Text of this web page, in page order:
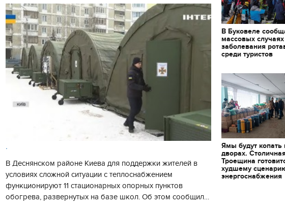
.
В Деснянском районе Киева для поддержки жителей в
условиях сложной ситуации с теплоснабжением
функционируют 11 стационарных опорных пунктов
обогрева, развернутых на базе школ. Об этом сообщил
В Буковеле
массовых случаях
заболевания
среди туристов
Ямы будут копать
дворах.
Троещина
худшему
энергоснабжения